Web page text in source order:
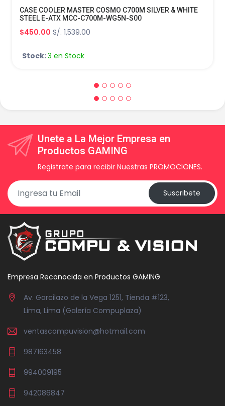
CASE COOLER MASTER COSMO C700M SILVER & WHITE
STEEL E-ATX MCC-C700M-WG5N-S00
$450.00 S/. 1,539.00
Stock:3 en Stock
Unete a La Mejor Empresa en
Productos GAMING
Registrate para recibir Nuestras PROMOCIONES.
Suscribete
Empresa Reconocida en Productos GAMING
Av. Garcilazo de la Vega 1251, Tienda #123,
Lima, Lima (Galería Compuplaza)
ventascompuvision@hotmail.com
987163458
994009195
942086847